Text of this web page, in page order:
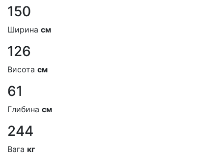
150
Ширина см
126
Висота см
61
Глибина см
244
Вага кг